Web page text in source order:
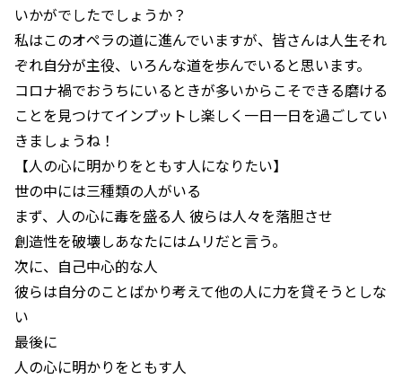
いかがでしたでしょうか？
私はこのオペラの道に進んでいますが、皆さんは人生それ
ぞれ自分が主役、いろんな道を歩んでいると思います。
コロナ禍でおうちにいるときが多いからこそできる磨ける
ことを見つけてインプットし楽しく一日一日を過ごしてい
きましょうね！
【人の心に明かりをともす人になりたい】
世の中には三種類の人がいる
まず、人の心に毒を盛る人 彼らは人々を落胆させ
創造性を破壊しあなたにはムリだと言う。
次に、自己中心的な人
彼らは自分のことばかり考えて他の人に力を貸そうとしな
い
最後に
人の心に明かりをともす人